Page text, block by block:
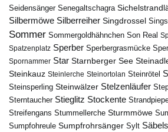
Seidensänger Senegaltschagra
Silbermöwe Silberreiher Singdrossel
Sommer Sommergoldhähnchen Son Real
Spatzenplatz Sperber Sperbergrasmücke
Spornammer Star Starnberger See
Steinkauz Steinlerche Steinortolan Steinrötel
Steinsperling Steinwälzer Stelzenläufer
Sterntaucher Stieglitz Stockente
Streifengans Stummellerche Sturmmöwe
Sumpfohreule Sumpfrohrsänger Sylt